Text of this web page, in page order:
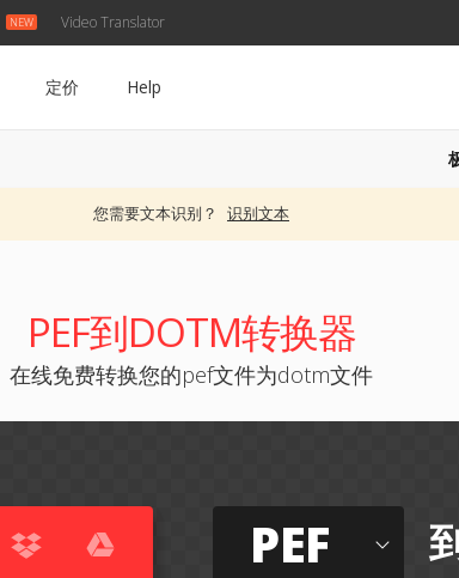
Video Translator
定价 Help
您需要文本识别？ 识别文本
PEF到DOTM转换器
在线免费转换您的pef文件为dotm文件
PEF